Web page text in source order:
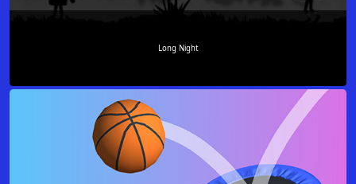
Long Night